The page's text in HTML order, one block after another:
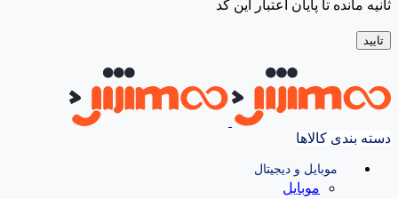
ثانیه مانده تا پایان اعتبار این کد
تایید
دسته بندی کالاها
موبایل و دیجیتال
موبایل